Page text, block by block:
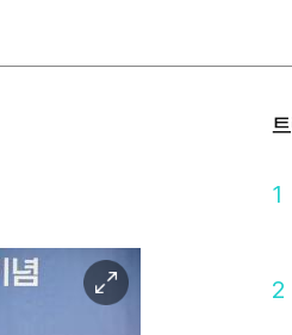
이
미
1
2